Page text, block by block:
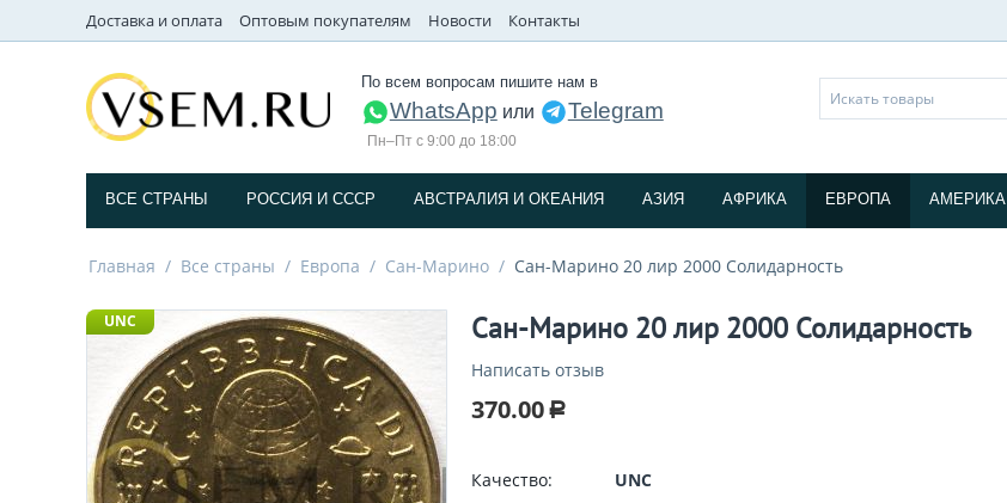
Доставка и оплата Оптовым покупателям Новости Контакты
По всем вопросам пишите нам в
WhatsApp или Telegram
Пн–Пт с 9:00 до 18:00
ВСЕ СТРАНЫ РОССИЯ И СССP АВСТРАЛИЯ И ОКЕАНИЯ АЗИЯ АФРИКА ЕВРОПА АМЕРИКА
Главная / Все страны / Европа / Сан-Марино / Сан-Марино 20 лир 2000 Солидарность
UNC Сан-Марино 20 лир 2000 Солидарность
Написать отзыв
370.00 Р
Качество:
UNC